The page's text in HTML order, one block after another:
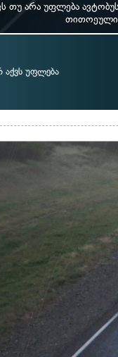
თუ არა უფლება
თითოეული
აქვს უფლება